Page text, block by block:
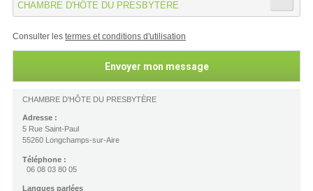
CHAMBRE D'HÔTE DU PRESBYTÈRE
Consulter lestermes et conditions d'utilisation
CHAMBRE D'HÔTE DU PRESBYTÈRE
Adresse :
5 Rue Saint-Paul
55260 Longchamps-sur-Aire
Téléphone :
06 08 03 80 05
Langues parlées